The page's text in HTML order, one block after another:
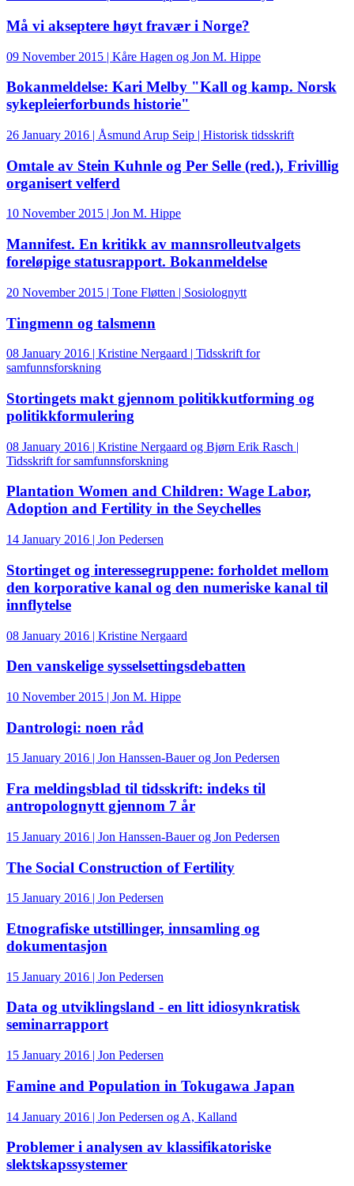
Må vi akseptere høyt fravær i Norge?
09 November 2015 | Kåre Hagen og Jon M. Hippe
Bokanmeldelse: Kari Melby "Kall og kamp. Norsk
sykepleierforbunds historie"
26 January 2016 | Åsmund Arup Seip | Historisk tidsskrift
Omtale av Stein Kuhnle og Per Selle (red.), Frivillig
organisert velferd
10 November 2015 | Jon M. Hippe
Mannifest. En kritikk av mannsrolleutvalgets
foreløpige statusrapport. Bokanmeldelse
20 November 2015 | Tone Fløtten | Sosiolognytt
Tingmenn og talsmenn
08 January 2016 | Kristine Nergaard | Tidsskrift for
samfunnsforskning
Stortingets makt gjennom politikkutforming og
politikkformulering
08 January 2016 | Kristine Nergaard og Bjørn Erik Rasch |
Tidsskrift for samfunnsforskning
Plantation Women and Children: Wage Labor,
Adoption and Fertility in the Seychelles
14 January 2016 | Jon Pedersen
Stortinget og interessegruppene: forholdet mellom
den korporative kanal og den numeriske kanal til
innflytelse
08 January 2016 | Kristine Nergaard
Den vanskelige sysselsettingsdebatten
10 November 2015 | Jon M. Hippe
Dantrologi: noen råd
15 January 2016 | Jon Hanssen-Bauer og Jon Pedersen
Fra meldingsblad til tidsskrift: indeks til
antropolognytt gjennom 7 år
15 January 2016 | Jon Hanssen-Bauer og Jon Pedersen
The Social Construction of Fertility
15 January 2016 | Jon Pedersen
Etnografiske utstillinger, innsamling og
dokumentasjon
15 January 2016 | Jon Pedersen
Data og utviklingsland - en litt idiosynkratisk
seminarrapport
15 January 2016 | Jon Pedersen
Famine and Population in Tokugawa Japan
14 January 2016 | Jon Pedersen og A, Kalland
Problemer i analysen av klassifikatoriske
slektskapssystemer